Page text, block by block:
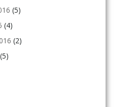
(5)
(4)
(2)
(5)